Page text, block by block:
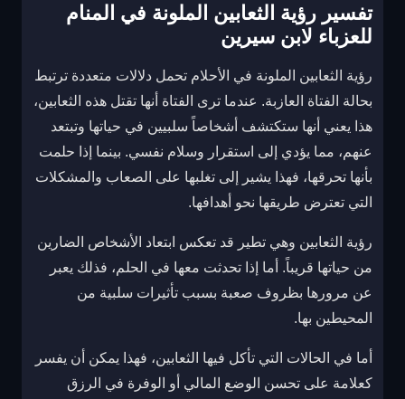
تفسير رؤية الثعابين الملونة في المنام
للعزباء لابن سيرين
رؤية الثعابين الملونة في الأحلام تحمل دلالات متعددة ترتبط
بحالة الفتاة العازبة. عندما ترى الفتاة أنها تقتل هذه الثعابين،
هذا يعني أنها ستكتشف أشخاصاً سلبيين في حياتها وتبتعد
عنهم، مما يؤدي إلى استقرار وسلام نفسي. بينما إذا حلمت
بأنها تحرقها، فهذا يشير إلى تغلبها على الصعاب والمشكلات
التي تعترض طريقها نحو أهدافها.
رؤية الثعابين وهي تطير قد تعكس ابتعاد الأشخاص الضارين
من حياتها قريباً. أما إذا تحدثت معها في الحلم، فذلك يعبر
عن مرورها بظروف صعبة بسبب تأثيرات سلبية من
المحيطين بها.
أما في الحالات التي تأكل فيها الثعابين، فهذا يمكن أن يفسر
كعلامة على تحسن الوضع المالي أو الوفرة في الرزق